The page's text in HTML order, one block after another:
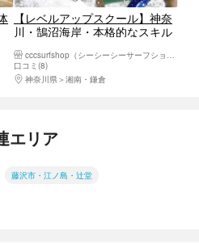
【レベルアップスクール】神奈
川・鵠沼海岸・本格的なスキル
口コミ(8)
神奈川県
湘南・鎌倉
エリア
藤沢市・江ノ島・辻堂